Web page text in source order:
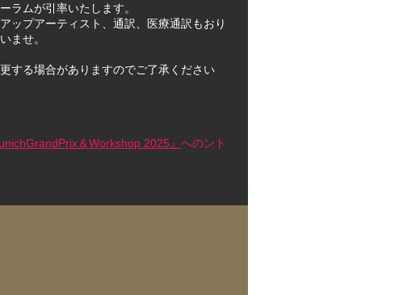
ラムが引率いたします。
ップアーティスト、通訳、医療通訳もおり
ませ。
する場合がありますのでご了承ください
＆Workshop 2025』 へのント